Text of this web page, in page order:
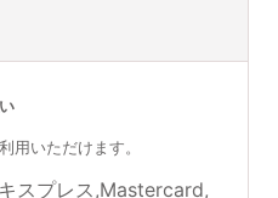
用いただけます。